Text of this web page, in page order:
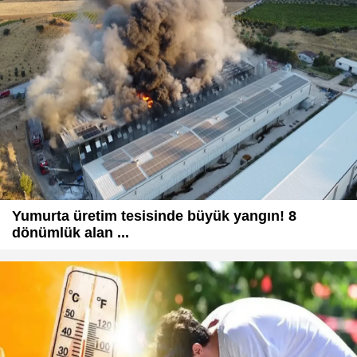
Yumurta üretim tesisinde büyük yangın! 8
dönümlük alan ...